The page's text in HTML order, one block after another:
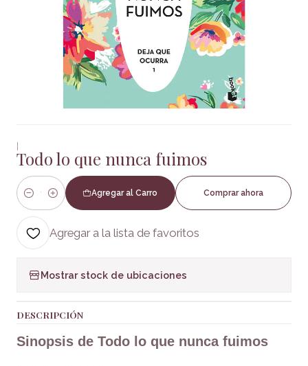
|
Todo lo que nunca fuimos
Cantidad
Agregar al Carro Comprar ahora
Agregar a la lista de favoritos
Mostrar stock de ubicaciones
DESCRIPCIÓN
Sinopsis de Todo lo que nunca fuimos